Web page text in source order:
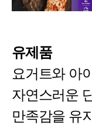
유제품
요거트와 아
자연스러운
만족감을 유